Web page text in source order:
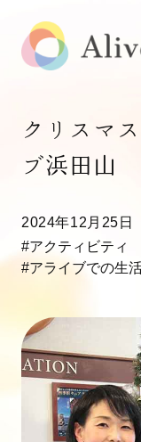
クリスマ
ブ浜田山
2024年12月25日
#アクティビティ
#アライブでの生